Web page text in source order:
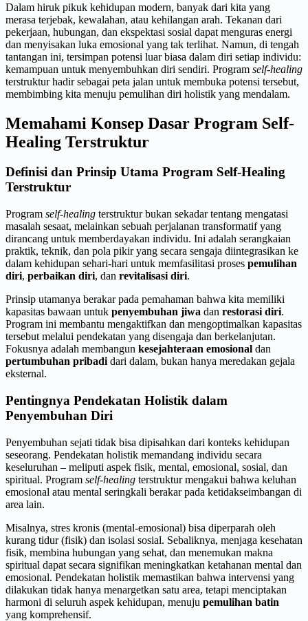
Dalam hiruk pikuk kehidupan modern, banyak dari kita yang
merasa terjebak, kewalahan, atau kehilangan arah. Tekanan dari
pekerjaan, hubungan, dan ekspektasi sosial dapat menguras energi
dan menyisakan luka emosional yang tak terlihat. Namun, di tengah
tantangan ini, tersimpan potensi luar biasa dalam diri setiap individu:
kemampuan untuk menyembuhkan diri sendiri. Program self-healing
terstruktur hadir sebagai peta jalan untuk membuka potensi tersebut,
membimbing kita menuju pemulihan diri holistik yang mendalam.
Memahami Konsep Dasar Program Self-
Healing Terstruktur
Definisi dan Prinsip Utama Program Self-Healing
Terstruktur
Program self-healing terstruktur bukan sekadar tentang mengatasi
masalah sesaat, melainkan sebuah perjalanan transformatif yang
dirancang untuk memberdayakan individu. Ini adalah serangkaian
praktik, teknik, dan pola pikir yang secara sengaja diintegrasikan ke
dalam kehidupan sehari-hari untuk memfasilitasi proses pemulihan
diri, perbaikan diri, dan revitalisasi diri.
Prinsip utamanya berakar pada pemahaman bahwa kita memiliki
kapasitas bawaan untuk penyembuhan jiwa dan restorasi diri.
Program ini membantu mengaktifkan dan mengoptimalkan kapasitas
tersebut melalui pendekatan yang disengaja dan berkelanjutan.
Fokusnya adalah membangun kesejahteraan emosional dan
pertumbuhan pribadi dari dalam, bukan hanya meredakan gejala
eksternal.
Pentingnya Pendekatan Holistik dalam
Penyembuhan Diri
Penyembuhan sejati tidak bisa dipisahkan dari konteks kehidupan
seseorang. Pendekatan holistik memandang individu secara
keseluruhan – meliputi aspek fisik, mental, emosional, sosial, dan
spiritual. Program self-healing terstruktur mengakui bahwa keluhan
emosional atau mental seringkali berakar pada ketidakseimbangan di
area lain.
Misalnya, stres kronis (mental-emosional) bisa diperparah oleh
kurang tidur (fisik) dan isolasi sosial. Sebaliknya, menjaga kesehatan
fisik, membina hubungan yang sehat, dan menemukan makna
spiritual dapat secara signifikan meningkatkan ketahanan mental dan
emosional. Pendekatan holistik memastikan bahwa intervensi yang
dilakukan tidak hanya menargetkan satu area, tetapi menciptakan
harmoni di seluruh aspek kehidupan, menuju pemulihan batin
yang komprehensif.